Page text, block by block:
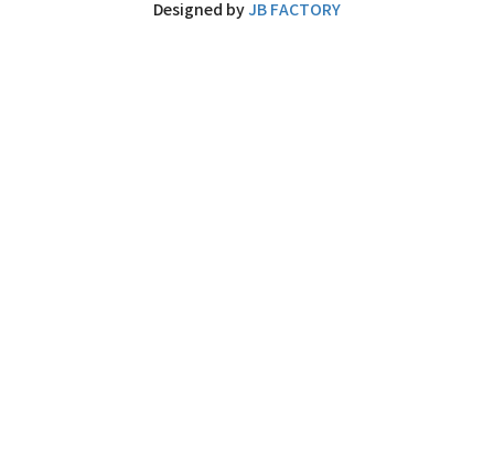
Designed byJB FACTORY